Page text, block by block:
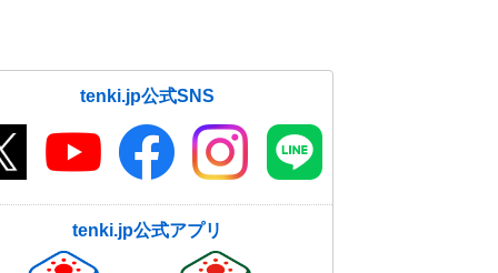
tenki.jp公式SNS
tenki.jp公式アプリ